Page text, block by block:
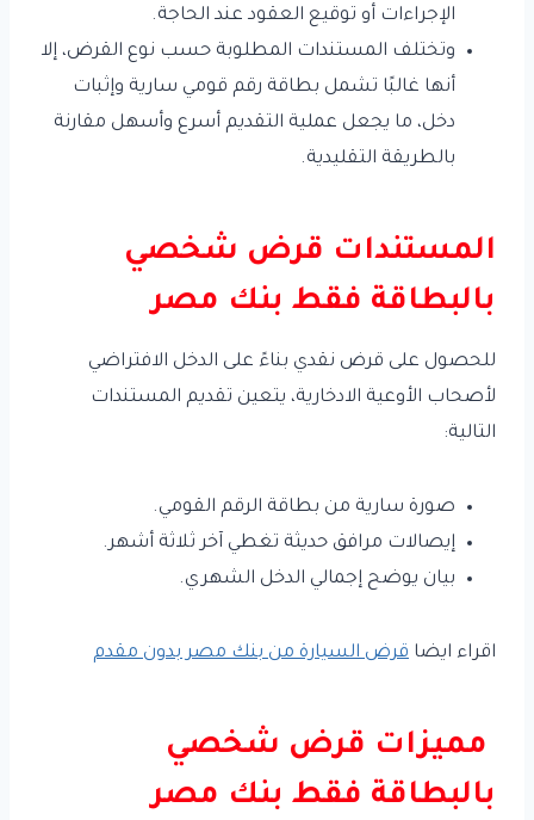
الإجراءات أو توقيع العقود عند الحاجة.
وتختلف المستندات المطلوبة حسب نوع القرض، إلا
أنها غالبًا تشمل بطاقة رقم قومي سارية وإثبات
دخل، ما يجعل عملية التقديم أسرع وأسهل مقارنة
بالطريقة التقليدية.
المستندات قرض شخصي
بالبطاقة فقط بنك مصر
للحصول على قرض نقدي بناءً على الدخل الافتراضي
لأصحاب الأوعية الادخارية، يتعين تقديم المستندات
التالية:
صورة سارية من بطاقة الرقم القومي.
إيصالات مرافق حديثة تغطي آخر ثلاثة أشهر.
بيان يوضح إجمالي الدخل الشهري.
اقراء ايضا قرض السيارة من بنك مصر بدون مقدم
مميزات قرض شخصي
بالبطاقة فقط بنك مصر